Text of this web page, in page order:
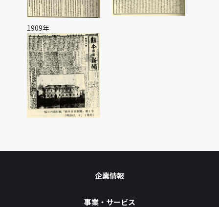
1909年
企業情報
事業・サービス